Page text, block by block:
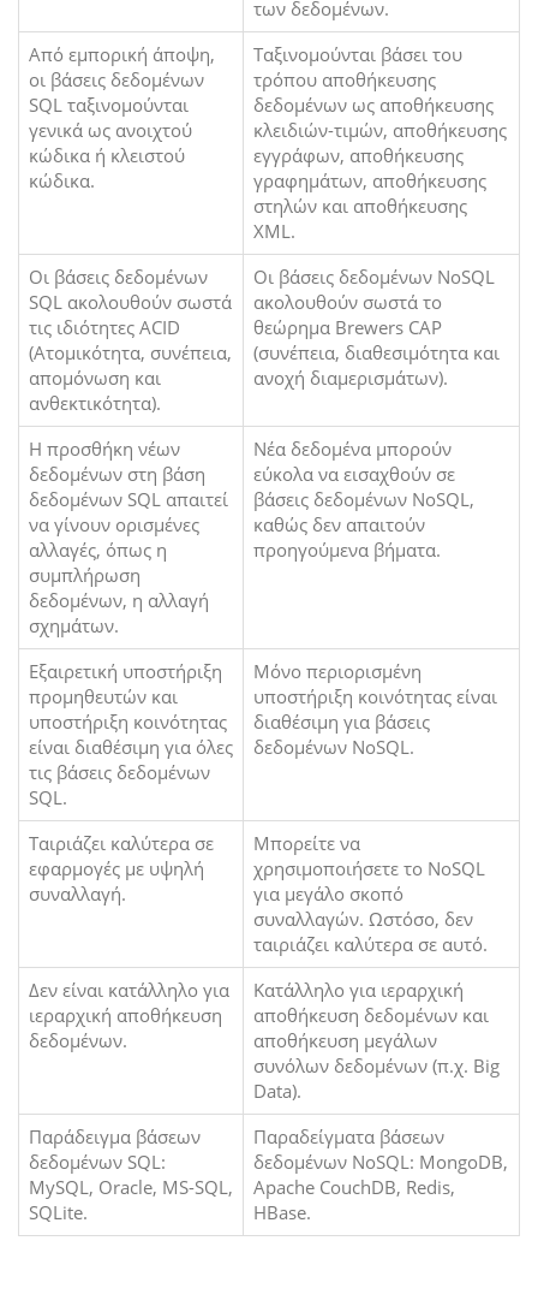
των δεδομένων.
Από εμπορική άποψη,
οι βάσεις δεδομένων
SQL ταξινομούνται
γενικά ως ανοιχτού
κώδικα ή κλειστού
κώδικα.
Ταξινομούνται βάσει του
τρόπου αποθήκευσης
δεδομένων ως αποθήκευσης
κλειδιών-τιμών, αποθήκευσης
εγγράφων, αποθήκευσης
γραφημάτων, αποθήκευσης
στηλών και αποθήκευσης
XML.
Οι βάσεις δεδομένων
SQL ακολουθούν σωστά
τις ιδιότητες ACID
(Ατομικότητα, συνέπεια,
απομόνωση και
ανθεκτικότητα).
Οι βάσεις δεδομένων NoSQL
ακολουθούν σωστά το
θεώρημα Brewers CAP
(συνέπεια, διαθεσιμότητα και
ανοχή διαμερισμάτων).
Η προσθήκη νέων
δεδομένων στη βάση
δεδομένων SQL απαιτεί
να γίνουν ορισμένες
αλλαγές, όπως η
συμπλήρωση
δεδομένων, η αλλαγή
σχημάτων.
Νέα δεδομένα μπορούν
εύκολα να εισαχθούν σε
βάσεις δεδομένων NoSQL,
καθώς δεν απαιτούν
προηγούμενα βήματα.
Εξαιρετική υποστήριξη
προμηθευτών και
υποστήριξη κοινότητας
είναι διαθέσιμη για όλες
τις βάσεις δεδομένων
SQL.
Μόνο περιορισμένη
υποστήριξη κοινότητας είναι
διαθέσιμη για βάσεις
δεδομένων NoSQL.
Ταιριάζει καλύτερα σε
εφαρμογές με υψηλή
συναλλαγή.
Μπορείτε να
χρησιμοποιήσετε το NoSQL
για μεγάλο σκοπό
συναλλαγών. Ωστόσο, δεν
ταιριάζει καλύτερα σε αυτό.
Δεν είναι κατάλληλο για
ιεραρχική αποθήκευση
δεδομένων.
Κατάλληλο για ιεραρχική
αποθήκευση δεδομένων και
αποθήκευση μεγάλων
συνόλων δεδομένων (π.χ. Big
Data).
Παράδειγμα βάσεων
δεδομένων SQL:
MySQL, Oracle, MS-SQL,
SQLite.
Παραδείγματα βάσεων
δεδομένων NoSQL: MongoDB,
Apache CouchDB, Redis,
HBase.